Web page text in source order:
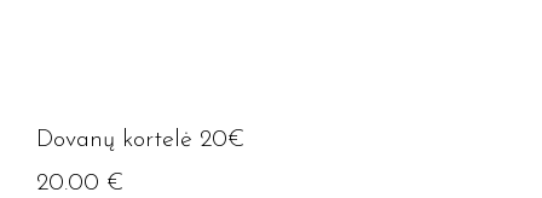
Dovanų kortelė 20€
20.00 €